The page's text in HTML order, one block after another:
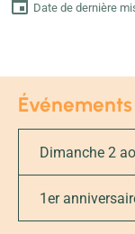
Date de dernière
Événements
Dimanche 2
1er